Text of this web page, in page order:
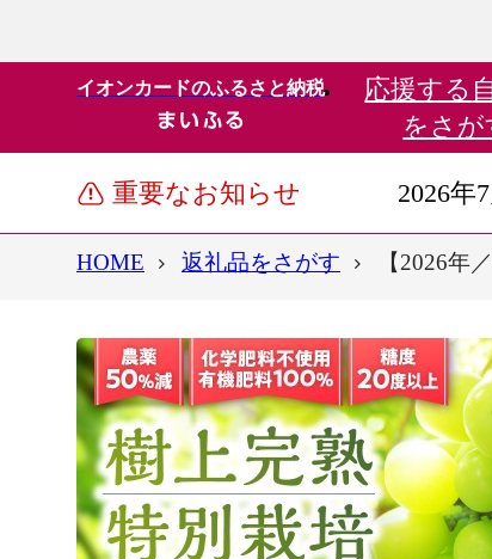
イオンカードのふるさと納税 応援する
をさが
重要なお知らせ 2026年
HOME 返礼品をさがす 【2026年